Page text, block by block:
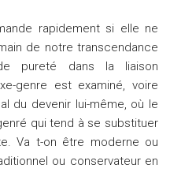
rapidement si elle ne
de notre transcendance
pureté dans la liaison
genre est examiné, voire
du devenir lui-même, où le
qui tend à se substituer
Va t-on être moderne ou
ou conservateur en